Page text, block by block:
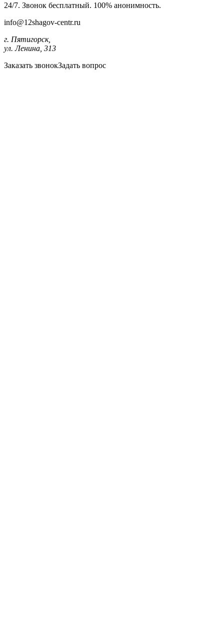
24/7. Звонок бесплатный. 100% анонимность.
info@12shagov-centr.ru
г. Пятигорск,
ул. Ленина, 313
Заказать звонокЗадать вопрос